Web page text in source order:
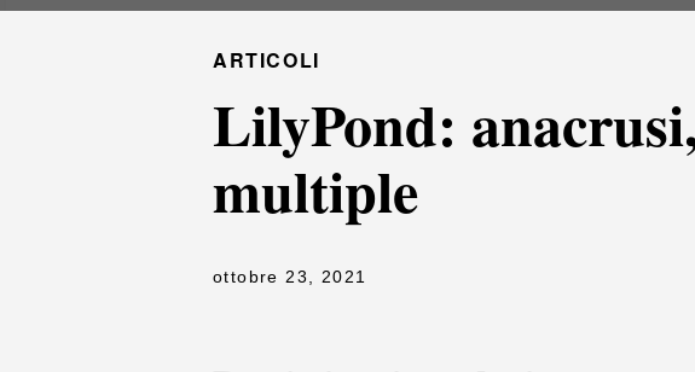
ARTICOLI
LilyPond:
multiple
ottobre 23, 2021